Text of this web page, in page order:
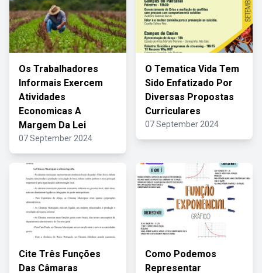
Os Trabalhadores
Informais Exercem
Atividades
Economicas A
Margem Da Lei
07 September 2024
O Tematica Vida Tem
Sido Enfatizado Por
Diversas Propostas
Curriculares
07 September 2024
Cite Três Funções
Das Câmaras
Como Podemos
Representar